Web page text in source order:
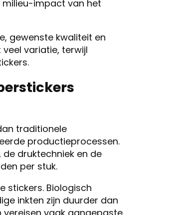
impact van het
gewenste kwaliteit en
variatie, terwijl
traditionele
productieprocessen.
druktechniek en de
per stuk.
stickers. Biologisch
inkten zijn duurder dan